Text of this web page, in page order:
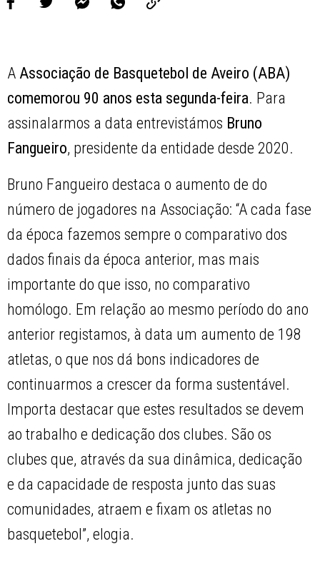
A Associação de Basquetebol de Aveiro (ABA)
comemorou 90 anos esta segunda-feira. Para
assinalarmos a data entrevistámos Bruno
Fangueiro, presidente da entidade desde 2020.
Bruno Fangueiro destaca o aumento de do
número de jogadores na Associação: “A cada fase
da época fazemos sempre o comparativo dos
dados finais da época anterior, mas mais
importante do que isso, no comparativo
homólogo. Em relação ao mesmo período do ano
anterior registamos, à data um aumento de 198
atletas, o que nos dá bons indicadores de
continuarmos a crescer da forma sustentável.
Importa destacar que estes resultados se devem
ao trabalho e dedicação dos clubes. São os
clubes que, através da sua dinâmica, dedicação
e da capacidade de resposta junto das suas
comunidades, atraem e fixam os atletas no
basquetebol”, elogia.